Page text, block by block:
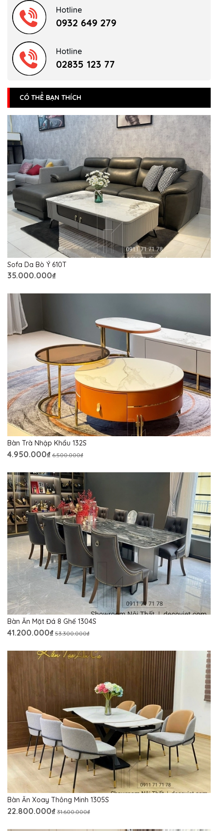
Hotline
0932 649 279
Hotline
02835 123 77
CÓ THỂ BẠN THÍCH
Sofa Da Bò Ý 610T
35.000.000₫
Bàn Trà Nhập Khẩu 132S
4.950.000₫ 6.500.000₫
Bàn Ăn Mặt Đá 8 Ghế 1304S
41.200.000₫ 53.300.000₫
Bàn Ăn Xoay Thông Minh 1305S
22.800.000₫ 31.600.000₫